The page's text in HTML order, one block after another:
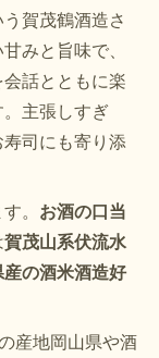
う賀茂鶴酒造さ
みと旨味で、
話とともに楽
主張しすぎ
司にも寄り添
。 お酒の口当
賀茂山系伏流水
産の酒米酒造好
産地岡山県や酒